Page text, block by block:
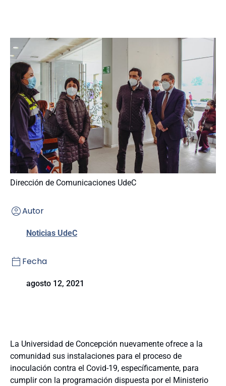
Dirección de Comunicaciones UdeC
Autor
Noticias UdeC
Fecha
agosto 12, 2021
La Universidad de Concepción nuevamente ofrece a la
comunidad sus instalaciones para el proceso de
inoculación contra el Covid-19, específicamente, para
cumplir con la programación dispuesta por el Ministerio